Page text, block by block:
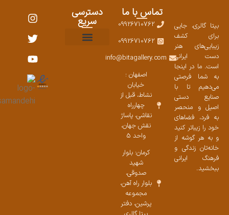
بیتا گالری، جایی
برای کشف
زیبایی‌های هنر
دست ایرانی
است. ما در اینجا
به شما فرصتی
می‌دهیم تا با
صنایع دستی
اصیل و منحصر
به فرد، فضاهای
خود را زیباتر کنید
و به هر گوشه از
خانه‌تان زندگی و
فرهنگ ایرانی
ببخشید.
تماس با ما
09926710762
09926710762
info@bitagallery.com
اصفهان :
خیابان
نشاط، قبل از
چهارراه
نقاشی، پاساژ
نقش جهان،
واحد 5
کرمان: بلوار
شهید
صدوقی،
بلوار راه آهن،
مجموعه
پرشین،‌ دفتر
دسترسی
سریع